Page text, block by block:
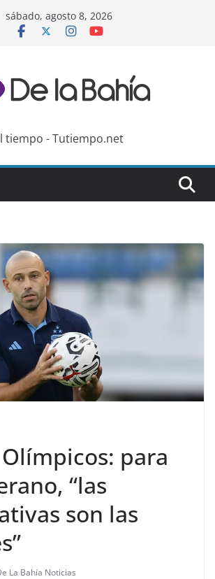
sábado, agosto 8, 2026
tiempo - Tutiempo.net
Olímpicos: para
“las
son las
La Bahía Noticias